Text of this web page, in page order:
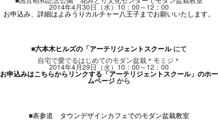
2014年4月30日（水）10：00～12：00
お申込み、詳細はよみうりカルチャー八王子までお願いいたします。
■六本木ヒルズの「アーテリジェントスクール にて
自宅で愛でるはじめてのモダン盆栽＊モミジ＊
2014年4月29日（火）10：00～12：00
お申込みはこちらからリンクする「アーテリジェントスクール」のホー
ムページ から
■表参道 タウンデザインカフェでのモダン盆栽教室